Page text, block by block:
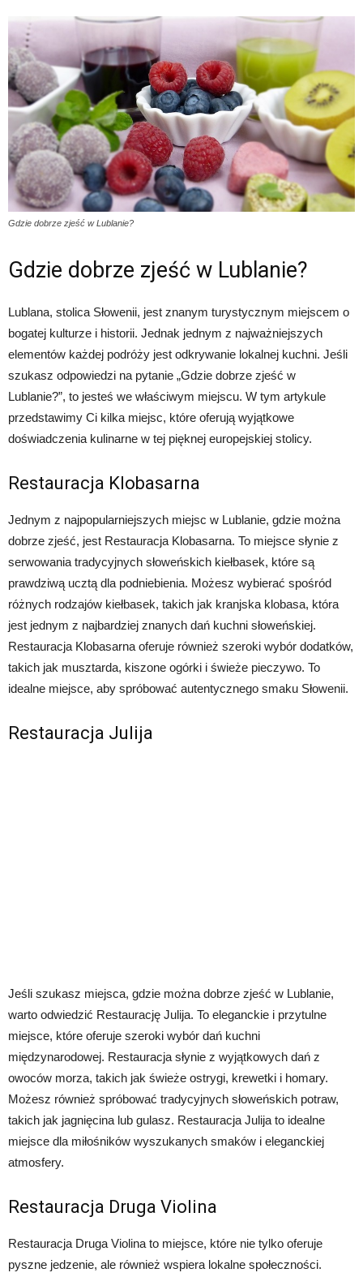
Gdzie dobrze zjeść w Lublanie?
Gdzie dobrze zjeść w Lublanie?
Lublana, stolica Słowenii, jest znanym turystycznym miejscem o
bogatej kulturze i historii. Jednak jednym z najważniejszych
elementów każdej podróży jest odkrywanie lokalnej kuchni. Jeśli
szukasz odpowiedzi na pytanie „Gdzie dobrze zjeść w
Lublanie?”, to jesteś we właściwym miejscu. W tym artykule
przedstawimy Ci kilka miejsc, które oferują wyjątkowe
doświadczenia kulinarne w tej pięknej europejskiej stolicy.
Restauracja Klobasarna
Jednym z najpopularniejszych miejsc w Lublanie, gdzie można
dobrze zjeść, jest Restauracja Klobasarna. To miejsce słynie z
serwowania tradycyjnych słoweńskich kiełbasek, które są
prawdziwą ucztą dla podniebienia. Możesz wybierać spośród
różnych rodzajów kiełbasek, takich jak kranjska klobasa, która
jest jednym z najbardziej znanych dań kuchni słoweńskiej.
Restauracja Klobasarna oferuje również szeroki wybór dodatków,
takich jak musztarda, kiszone ogórki i świeże pieczywo. To
idealne miejsce, aby spróbować autentycznego smaku Słowenii.
Restauracja Julija
Jeśli szukasz miejsca, gdzie można dobrze zjeść w Lublanie,
warto odwiedzić Restaurację Julija. To eleganckie i przytulne
miejsce, które oferuje szeroki wybór dań kuchni
międzynarodowej. Restauracja słynie z wyjątkowych dań z
owoców morza, takich jak świeże ostrygi, krewetki i homary.
Możesz również spróbować tradycyjnych słoweńskich potraw,
takich jak jagnięcina lub gulasz. Restauracja Julija to idealne
miejsce dla miłośników wyszukanych smaków i eleganckiej
atmosfery.
Restauracja Druga Violina
Restauracja Druga Violina to miejsce, które nie tylko oferuje
pyszne jedzenie, ale również wspiera lokalne społeczności.